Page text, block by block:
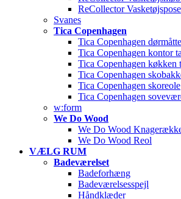
ReCollector Vasketøjspose
Svanes
Tica Copenhagen
Tica Copenhagen
Tica Copenhagen kontor
Tica Copenhagen køkken
Tica Copenhagen
Tica Copenhagen skoreole
Tica Copenhagen
w:form
We Do Wood
We Do Wood
We Do Wood Reol
VÆLG RUM
Badeværelset
Badeforhæng
Badeværelsesspejl
Håndklæder